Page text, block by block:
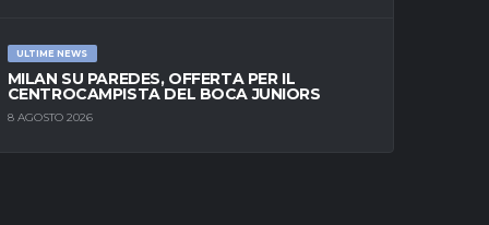
ULTIME NEWS
MILAN SU PAREDES, OFFERTA PER IL
CENTROCAMPISTA DEL BOCA JUNIORS
8 AGOSTO 2026